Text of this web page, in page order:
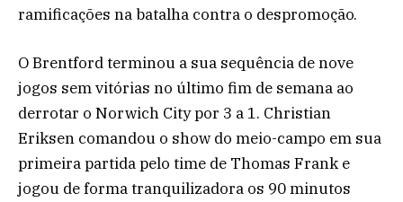
ramificações na batalha contra o despromoção.
O Brentford terminou a sua sequência de nove
jogos sem vitórias no último fim de semana ao
derrotar o Norwich City por 3 a 1. Christian
Eriksen comandou o show do meio-campo em sua
primeira partida pelo time de Thomas Frank e
jogou de forma tranquilizadora os 90 minutos